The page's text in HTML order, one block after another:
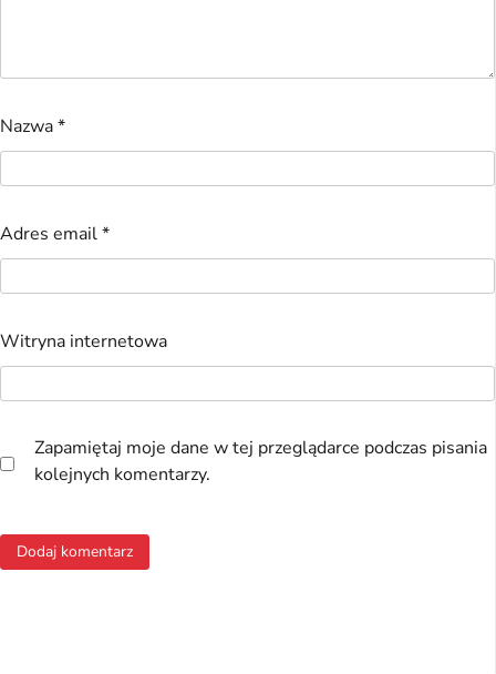
Nazwa*
Adres email*
Witryna internetowa
Zapamiętaj moje dane w tej przeglądarce podczas pisania
kolejnych komentarzy.